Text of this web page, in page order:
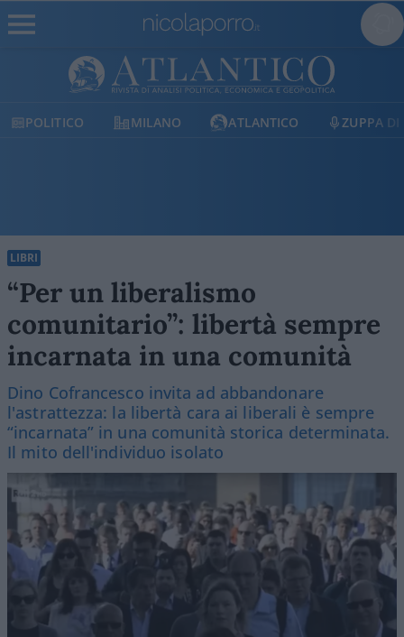
MILANO ATLANTICO ZUPPA DI PORRO
LIBRI
“Per un liberalismo
comunitario”: libertà sempre
incarnata in una comunità
Dino Cofrancesco invita ad abbandonare
l'astrattezza: la libertà cara ai liberali è sempre
“incarnata” in una comunità storica determinata.
Il mito dell'individuo isolato